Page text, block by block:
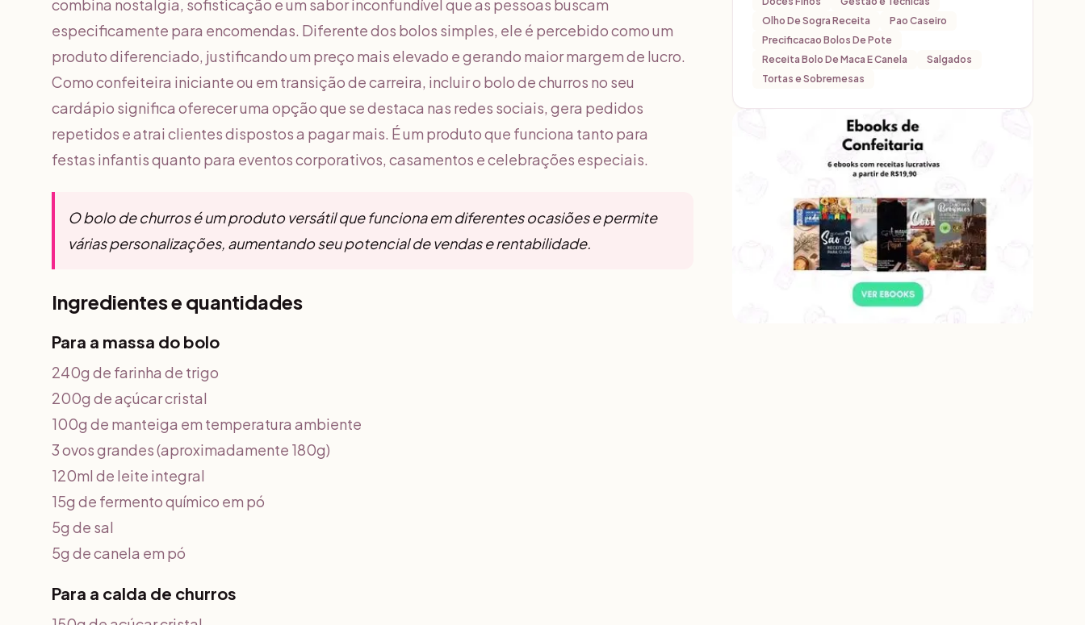
combina nostalgia, sofisticação e um sabor inconfundível que as pessoas buscam
especificamente para encomendas. Diferente dos bolos simples, ele é percebido como um
produto diferenciado, justificando um preço mais elevado e gerando maior margem de lucro.
Como confeiteira iniciante ou em transição de carreira, incluir o bolo de churros no seu
cardápio significa oferecer uma opção que se destaca nas redes sociais, gera pedidos
repetidos e atrai clientes dispostos a pagar mais. É um produto que funciona tanto para
festas infantis quanto para eventos corporativos, casamentos e celebrações especiais.
O bolo de churros é um produto versátil que funciona em diferentes ocasiões e permite
várias personalizações, aumentando seu potencial de vendas e rentabilidade.
Ingredientes e quantidades
Para a massa do bolo
240g de farinha de trigo
200g de açúcar cristal
100g de manteiga em temperatura ambiente
3 ovos grandes (aproximadamente 180g)
120ml de leite integral
15g de fermento químico em pó
5g de sal
5g de canela em pó
Para a calda de churros
Olho De Sogra Receita
Pao Caseiro
Precificacao Bolos De Pote
Receita Bolo De Maca E Canela
Salgados
Tortas e Sobremesas